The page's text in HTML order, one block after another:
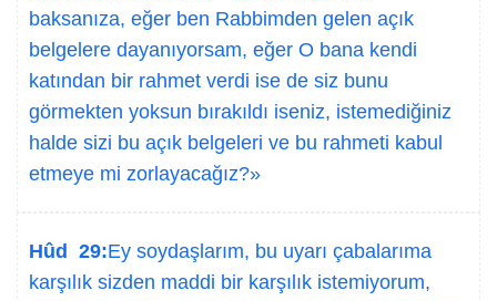
baksanıza, eğer ben Rabbimden gelen açık
belgelere dayanıyorsam, eğer O bana kendi
katından bir rahmet verdi ise de siz bunu
görmekten yoksun bırakıldı iseniz, istemediğiniz
halde sizi bu açık belgeleri ve bu rahmeti kabul
etmeye mi zorlayacağız?»
Hûd 29:Ey soydaşlarım, bu uyarı çabalarıma
karşılık sizden maddi bir karşılık istemiyorum,